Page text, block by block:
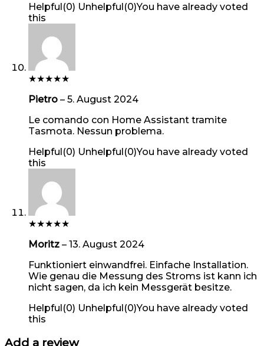
Helpful(0) Unhelpful(0)You have already voted
this
★★★★★
Pietro – 5. August 2024
Le comando con Home Assistant tramite
Tasmota. Nessun problema.
Helpful(0) Unhelpful(0)You have already voted
this
★★★★★
Moritz – 13. August 2024
Funktioniert einwandfrei. Einfache Installation.
Wie genau die Messung des Stroms ist kann ich
nicht sagen, da ich kein Messgerät besitze.
Helpful(0) Unhelpful(0)You have already voted
this
Add a review